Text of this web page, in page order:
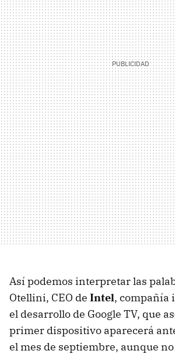
Así podemos interpretar las
Otellini, CEO de Intel, compañía
el desarrollo de Google TV, que
primer dispositivo aparecerá
el mes de septiembre, aunque